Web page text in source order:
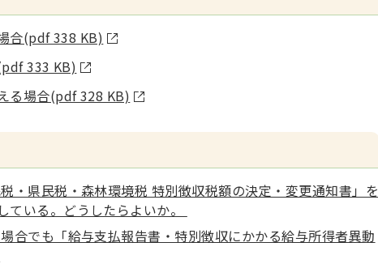
合(pdf 338 KB)
333 KB)
る場合(pdf 328 KB)
・県民税・森林環境税 特別徴収税額の決定・変更通知書」を
いる。どうしたらよいか。
合でも「給与支払報告書・特別徴収にかかる給与所得者異動